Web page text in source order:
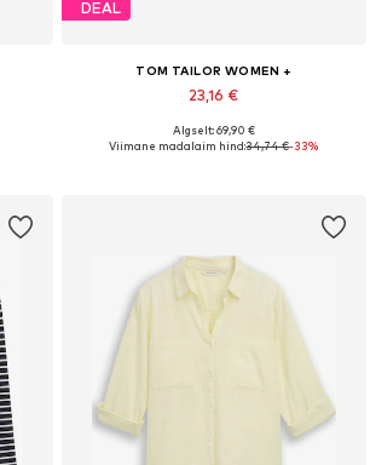
DEAL
TOM TAILOR WOMEN +
23,16 €
Saadaval erinevates suurustes
Algselt: 69,90 €
Viimane madalaim hind:34,74 €-33%